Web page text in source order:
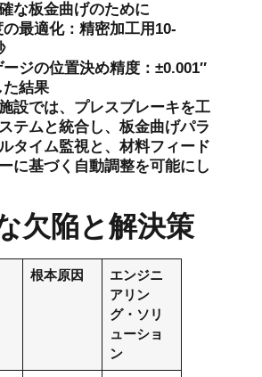
な板金曲げのために
最適化：精密加工用10-
ジの位置決め精度：±0.001″
た結果
設では、プレスブレーキを工
テムと統合し、板金曲げパラ
タイム監視と、材料フィード
に基づく自動調整を可能にし
欠陥と解決策
根本原因
エンジニ
アリン
グ・ソリ
ューショ
ン